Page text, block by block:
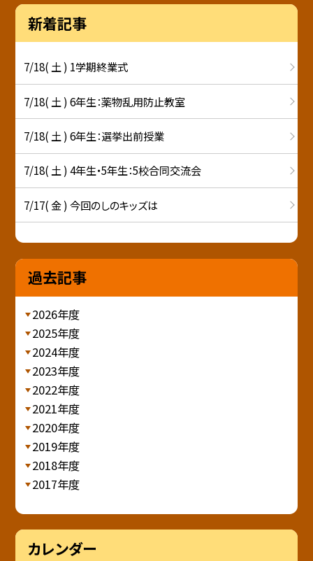
新着記事
7/18( 土 ) 1学期終業式
7/18( 土 ) 6年生：薬物乱用防止教室
7/18( 土 ) 6年生：選挙出前授業
7/18( 土 ) 4年生・5年生：5校合同交流会
7/17( 金 ) 今回のしのキッズは
過去記事
2026年度
2025年度
2024年度
2023年度
2022年度
2021年度
2020年度
2019年度
2018年度
2017年度
カレンダー